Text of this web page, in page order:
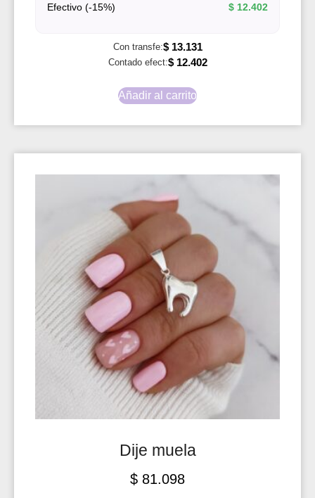
Efectivo (-15%)
$ 12.402
Con transfe:$13.131
Contado efect:$12.402
Añadir al carrito
Dije muela
$ 81.098